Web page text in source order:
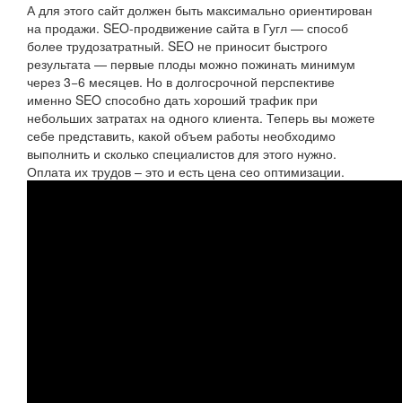
А для этого сайт должен быть максимально ориентирован
на продажи. SEO-продвижение сайта в Гугл — способ
более трудозатратный. SEO не приносит быстрого
результата — первые плоды можно пожинать минимум
через 3−6 месяцев. Но в долгосрочной перспективе
именно SEO способно дать хороший трафик при
небольших затратах на одного клиента. Теперь вы можете
себе представить, какой объем работы необходимо
выполнить и сколько специалистов для этого нужно.
Оплата их трудов – это и есть цена сео оптимизации.